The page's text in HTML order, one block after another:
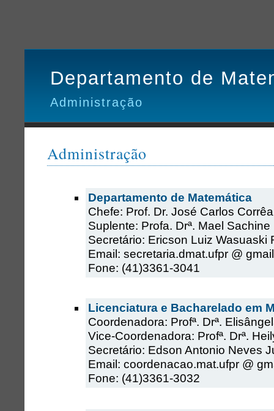
Departamento de
Administração
Administração
Departamento de Matemática
Chefe: Prof. Dr. José Carlos
Suplente: Profa. Drª. Mael Sachine
Secretário: Ericson Luiz Wasuaski
Email: secretaria.dmat.ufpr @
Fone: (41)3361-3041
Licenciatura e Bacharelado em
Coordenadora: Profª. Drª.
Vice-Coordenadora: Profª. Drª.
Secretário: Edson Antonio Neves
Email: coordenacao.mat.ufpr @
Fone: (41)3361-3032